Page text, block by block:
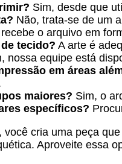
Sim, desde que
Não, trata-se de um
o arquivo em
tecido? A arte é
nossa equipe está
em áreas
maiores? Sim, o
específicos?
, você cria uma peça
Aproveite essa